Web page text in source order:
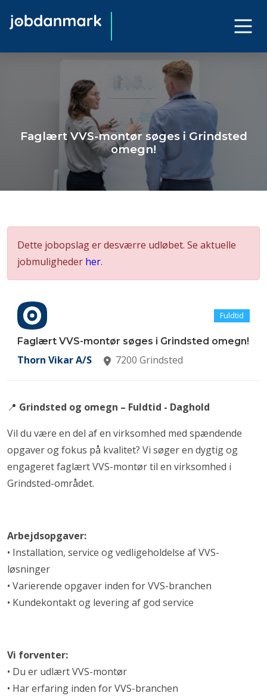
Faglært VVS-montør søges i Grindsted
omegn!
Dette jobopslag er desværre udløbet. Se aktuelle
jobmuligheder her.
Fuldtid
Faglært VVS-montør søges i Grindsted omegn!
Thorn Vikar A/S 7200 Grindsted
📍 Grindsted og omegn – Fuldtid - Daghold
Vil du være en del af en virksomhed med spændende
opgaver og fokus på kvalitet? Vi søger en dygtig og
engageret faglært VVS-montør til en virksomhed i
Grindsted-området.
Arbejdsopgaver:
• Installation, service og vedligeholdelse af VVS-
løsninger
• Varierende opgaver inden for VVS-branchen
• Kundekontakt og levering af god service
Vi forventer:
• Du er udlært VVS-montør
• Har erfaring inden for VVS-branchen